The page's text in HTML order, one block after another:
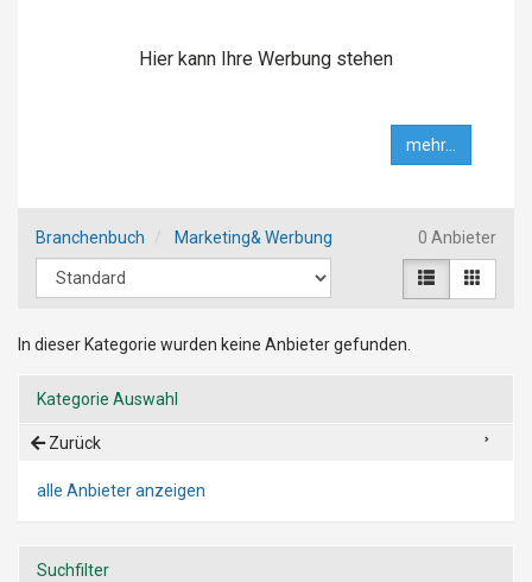
Hier kann Ihre Werbung stehen
mehr...
Branchenbuch Marketing& Werbung 0 Anbieter
In dieser Kategorie wurden keine Anbieter gefunden.
Kategorie Auswahl
Zurück
alle Anbieter anzeigen
Suchfilter